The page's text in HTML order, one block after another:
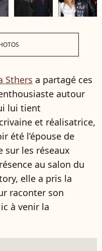
Sthers a partagé ces
autour
lui tient
et réalisatrice,
été l’épouse de
sur les réseaux
au salon du
elle a pris la
raconter son
à venir la